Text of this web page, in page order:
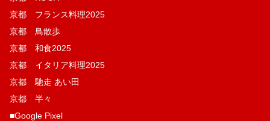
京都 フランス料理2025
京都 鳥散歩
京都 和食2025
京都 イタリア料理2025
京都 馳走 あい田
京都 半々
■Google Pixel